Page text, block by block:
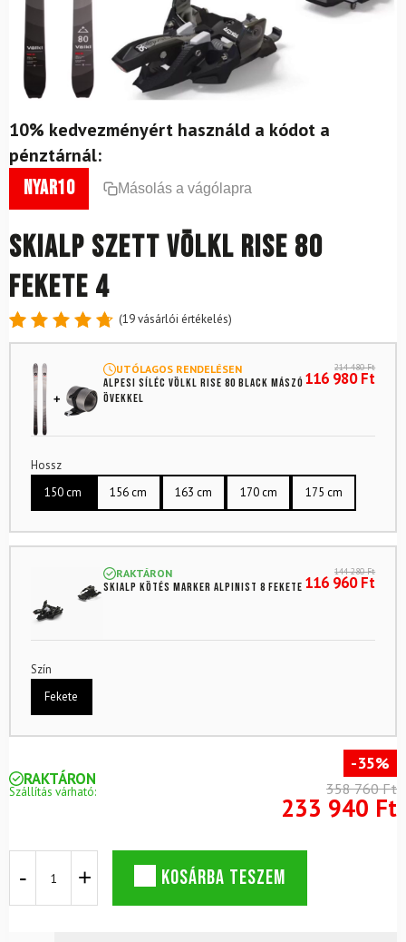
10% kedvezményért használd a kódot a
pénztárnál:
nyar10 Másolás a vágólapra
Skialp szett VÖLKL Rise 80
Fekete 4
Értékelés
4.79
5-ből,
19
értékelés
alapján
(19vásárlói értékelés)
UTÓLAGOS RENDELÉSEN
Alpesi síléc VÖLKL Rise 80 Black mászó
övekkel
214 480Ft
116 980Ft
Hossz
150 cm
156 cm 163 cm 170 cm 175 cm
RAKTÁRON
Skialp kötés MARKER Alpinist 8 fekete
144 280Ft
116 960Ft
Szín
Fekete
RAKTÁRON
Szállítás várható:
-35%
358 760 Ft
233 940 Ft
szett
KOSÁRBA TESZEM